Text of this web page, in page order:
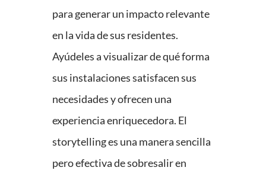
para generar un impacto relevante
en la vida de sus residentes.
Ayúdeles a visualizar de qué forma
sus instalaciones satisfacen sus
necesidades y ofrecen una
experiencia enriquecedora. El
storytelling es una manera sencilla
pero efectiva de sobresalir en